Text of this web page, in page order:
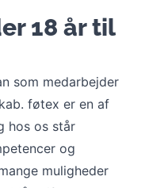
18 år til
som medarbejder
føtex er en af
hos os står
og
muligheder